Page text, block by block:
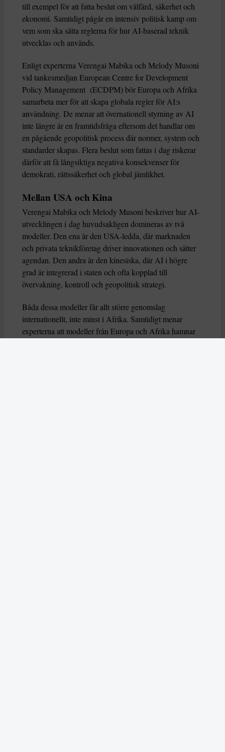
till exempel för att fatta beslut om välfärd, säkerhet och
ekonomi. Samtidigt pågår en intensiv politisk kamp om
vem som ska sätta reglerna för hur AI-baserad teknik
utvecklas och används.
Enligt experterna Verengai Mabika och Melody Musoni
vid tankesmedjan European Centre for Development
Policy Management (ECDPM) bör Europa och Afrika
samarbeta mer för att skapa globala regler för AI:s
användning. De menar att övernationell styrning av AI
inte längre är en framtidsfråga eftersom det handlar om
en pågående geopolitisk process där normer, system och
standarder skapas. Flera beslut som fattas i dag riskerar
därför att få långsiktiga negativa konsekvenser för
demokrati, rättssäkerhet och global jämlikhet.
Mellan USA och Kina
Verengai Mabika och Melody Musoni beskriver hur AI-
utvecklingen i dag huvudsakligen domineras av två
modeller. Den ena är den USA-ledda, där marknaden
och privata teknikföretag driver innovationen och sätter
agendan. Den andra är den kinesiska, där AI i högre
grad är integrerad i staten och ofta kopplad till
övervakning, kontroll och geopolitisk strategi.
Båda dessa modeller får allt större genomslag
internationellt, inte minst i Afrika. Samtidigt menar
experterna att modeller från Europa och Afrika hamnar